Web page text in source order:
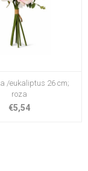
/eukaliptus 26 cm;
roza
€5,54